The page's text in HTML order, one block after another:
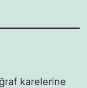
karelerine